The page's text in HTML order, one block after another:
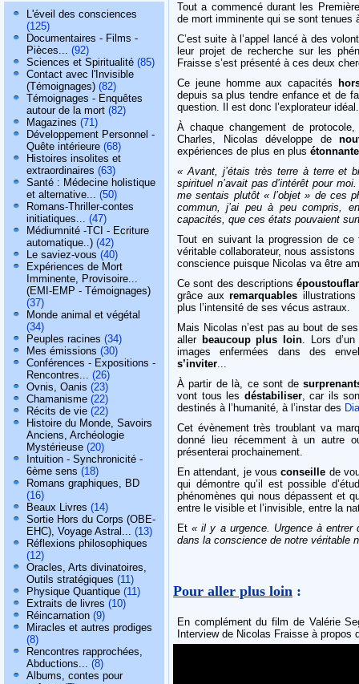
L'éveil des consciences
(125)
Documentaires - Films -
Pièces... (92)
Sciences et Spiritualité (85)
Contact avec l'Invisible
(Témoignages) (82)
Témoignages - Enquêtes
autour de la mort (82)
Magazines (71)
Développement Personnel -
Quête intérieure (68)
Histoires insolites et
extraordinaires (63)
Santé : Médecine holistique
et alternative... (50)
Romans-Thriller-contes
initiatiques... (47)
Médiumnité -TCI - Ecriture
automatique..) (42)
Le saviez-vous (40)
Expériences de Mort
Imminente, Provisoire...
(EMI-EMP - Témoignages)
(37)
Monde animal et végétal
(34)
Peuples racines (34)
Mes émissions (30)
Conférences - Expositions -
Rencontres... (26)
Ovnis, Oanis (23)
Chamanisme (22)
Récits de vie (22)
Histoire du Monde, Savoirs
Anciens, Archéologie
Mystérieuse (20)
Intuition - Synchronicité -
6ème sens (18)
Romans graphiques, BD
(16)
Beaux Livres (14)
Sortie Hors du Corps (OBE-
EHC), Voyage Astral... (13)
Réflexions philosophiques
(12)
Oracles, Arts divinatoires,
Outils stratégiques (11)
Physique Quantique (11)
Extraits de livres (10)
Réincarnation (9)
Miracles et autres prodiges
(8)
Rencontres rapprochées,
Abductions... (8)
Albums, contes pour
Tout a commencé durant les
de mort imminente qui se sont tenues
C’est suite à l’appel lancé à des
leur projet de recherche sur les
Fraisse s’est présenté à ces deux
Ce jeune homme aux capacités
depuis sa plus tendre enfance et de
question. Il est donc l’explorateur idéal.
À chaque changement de
Charles, Nicolas développe de
expériences de plus en plus
« Avant, j’étais très terre à terre et
spirituel n’avait pas d’intérêt pour
me sentais plutôt « l’objet » de ces
commun, j’ai peu à peu compris,
capacités, que ces états pouvaient
Tout en suivant la progression de ce
véritable collaborateur, nous
conscience puisque Nicolas va être
Ce sont des descriptions
grâce auxremarquables
plus l’intensité de ses vécus astraux.
Mais Nicolas n’est pas au bout de
aller beaucoup plus loin. Lors
images enfermées dans des
s’inviter...
À partir de là, ce sont de
vont tous les déstabiliser, car ils
destinés à l’humanité, à l’instar des
Cet évènement très troublant va
donné lieu récemment à un autre
présenterai prochainement.
En attendant, je vousconseille de
qui démontre qu’il est possible
phénomènes qui nous dépassent et
entre le visible et l’invisible, entre la
Et« il y a urgence. Urgence à entrer
dans la conscience de notre véritable
Pour aller plus loin :
En complément du film de Valérie
Interview de Nicolas Fraisse à propos